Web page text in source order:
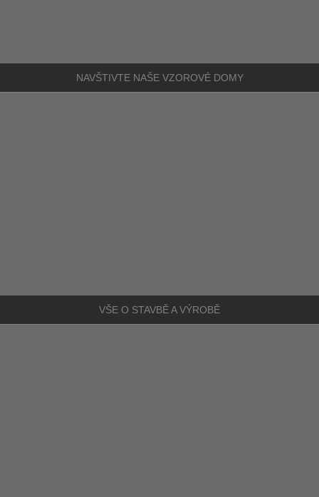
NAVŠTIVTE NAŠE VZOROVÉ DOMY
VŠE O STAVBĚ A VÝROBĚ